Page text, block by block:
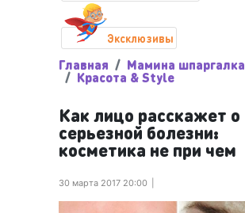
Эксклюзивы
Главная Мамина шпаргалка
Красота & Style
Как лицо расскажет о
серьезной болезни:
косметика не при чем
30 марта 2017 20:00